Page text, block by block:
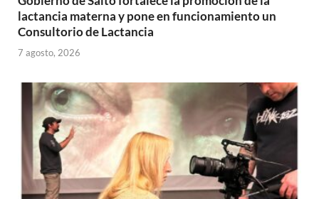
lactancia materna y pone en funcionamiento un
Consultorio de Lactancia
7 agosto, 2026